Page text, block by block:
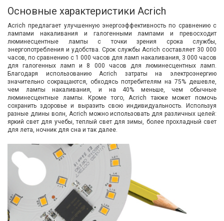
Основные характеристики Acrich
Acrich предлагает улучшенную энергоэффективность по сравнению с
лампами накаливания и галогенными лампами и превосходит
люминесцентные лампы с точки зрения срока службы,
энергопотребления и удобства. Срок службы Acrich составляет 30 000
часов, по сравнению с 1 000 часов для ламп накаливания, 3 000 часов
для галогенных ламп и 8 000 часов для люминесцентных ламп.
Благодаря использованию Acrich затраты на электроэнергию
значительно сокращаются, обходясь потребителям на 75% дешевле,
чем лампы накаливания, и на 40% меньше, чем обычные
люминесцентные лампы. Кроме того, Acrich также может помочь
сохранить здоровье и выразить свою индивидуальность. Используя
разные длины волн, Acrich можно использовать для различных целей:
яркий свет для учебы, теплый свет для зимы, более прохладный свет
для лета, ночник для сна и так далее.